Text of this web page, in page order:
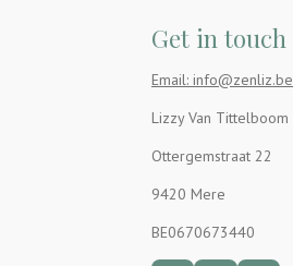
Get in touch
Email: info@zenliz.be
Lizzy Van Tittelboom
Ottergemstraat 22
9420 Mere
BE0670673440